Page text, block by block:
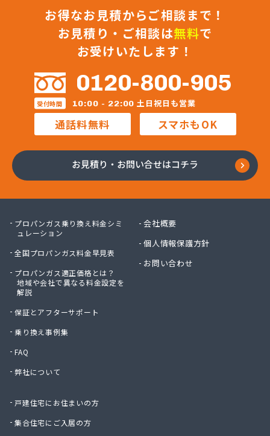
日豊ガス
日野燃料店有限会社
八原産業
美須賀燃料店
武智燃料店
福泉株式会社
宝ガス株式会社
毛利燃料店
木村プロパン
有限会社ニッタンガス
有限会社ヨコガワ
有限会社越智商会
有限会社吉井プロパン
有限会社玉川液化ガス
有限会社溝田石油
有限会社坂東ガス店
有限会社三翔ガス
有限会社小野商店
有限会社昭英ガス
有限会社椙野ガス
有限会社石丸ガス商会
お得なお見積からご相談まで！
お見積り・ご相談は無料で
お受けいたします！
0120-800-905
受付時間 10:00 - 22:00 土日祝日も営業
通話料無料 スマホもOK
お見積り・お問い合せはコチラ
プロパンガス乗り換え料金シミ
ュレーション
全国プロパンガス料金早見表
プロパンガス適正価格とは？
地域や会社で異なる料金設定を
解説
保証とアフターサポート
乗り換え事例集
FAQ
弊社について
戸建住宅にお住まいの方
集合住宅にご入居の方
会社概要
個人情報保護方針
お問い合わせ